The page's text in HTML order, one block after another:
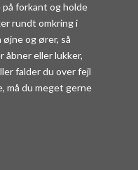
forkant og holde
rundt omkring i
og ører, så
åbner eller lukker,
falder du over fejl
må du meget gerne